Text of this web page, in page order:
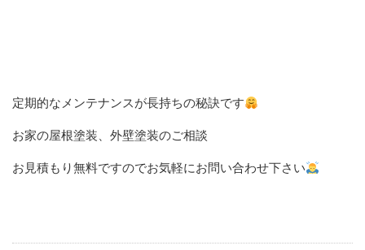
定期的なメンテナンスが長持ちの秘訣です
お家の屋根塗装、外壁塗装のご相談
お見積もり無料ですのでお気軽にお問い合わせ下さい‍